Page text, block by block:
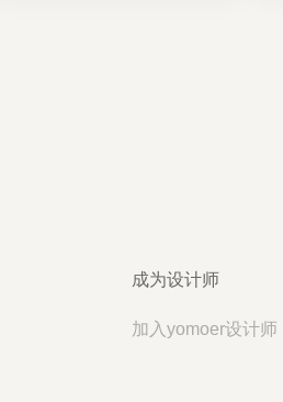
成为设计师
加入yomoer设计师